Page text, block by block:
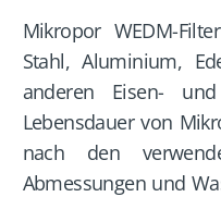
Mikropor WEDM-
Stahl, Aluminium,
anderen Eisen-
Lebensdauer von
nach den
Abmessungen und